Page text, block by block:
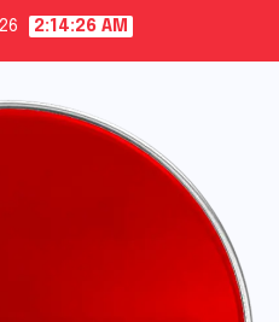
2:14:27 AM